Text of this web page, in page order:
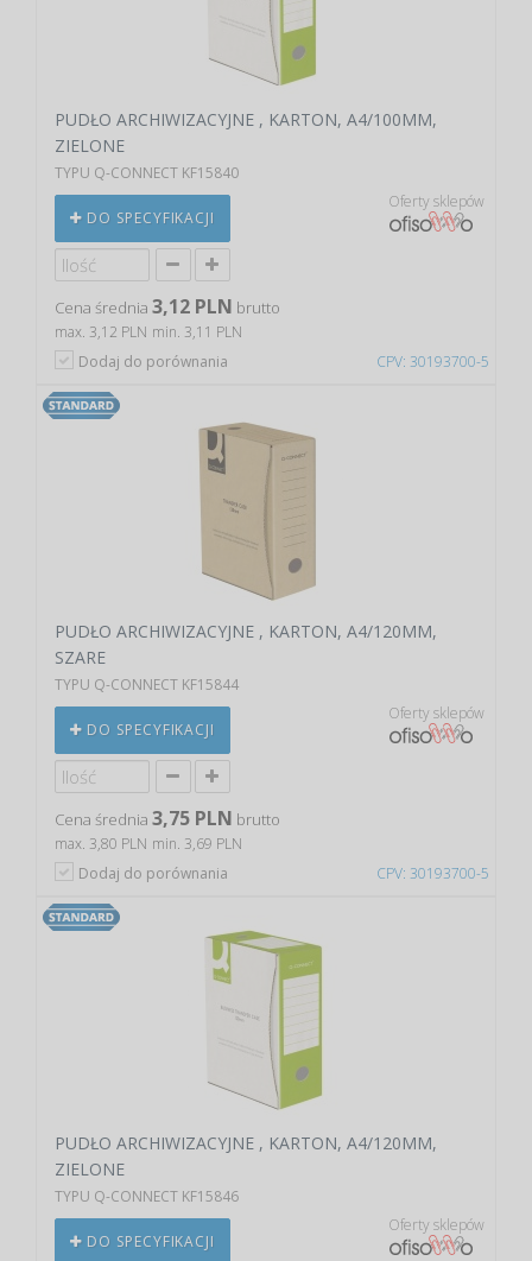
CPV: 30193700-5
PUDŁO ARCHIWIZACYJNE , KARTON, A4/100MM,
ZIELONE
TYPU Q-CONNECT KF15840
DO SPECYFIKACJI
Oferty sklepów
Cena średnia 3,12 PLN brutto
max. 3,12 PLN min. 3,11 PLN
Dodaj do porównania
CPV: 30193700-5
PUDŁO ARCHIWIZACYJNE , KARTON, A4/120MM,
SZARE
TYPU Q-CONNECT KF15844
DO SPECYFIKACJI
Oferty sklepów
Cena średnia 3,75 PLN brutto
max. 3,80 PLN min. 3,69 PLN
Dodaj do porównania
PUDŁO ARCHIWIZACYJNE , KARTON, A4/120MM,
ZIELONE
TYPU Q-CONNECT KF15846
DO SPECYFIKACJI
Oferty sklepów